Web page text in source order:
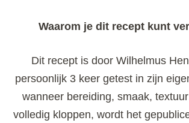
Waarom je dit recept kunt
Dit recept is door Wilhelmus
persoonlijk 3 keer getest in zijn
wanneer bereiding, smaak,
volledig kloppen, wordt het